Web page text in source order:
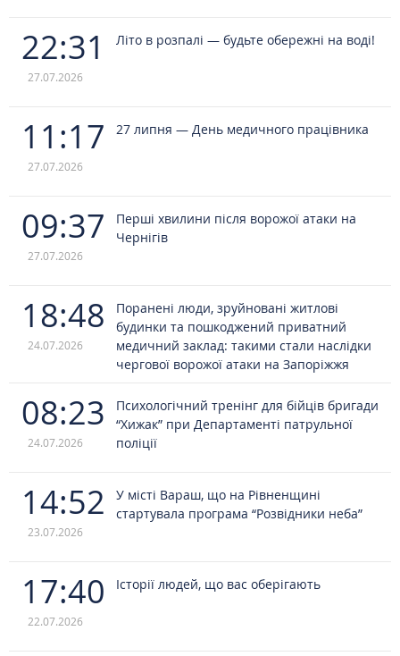
22:31
27.07.2026
Літо в розпалі — будьте обережні на воді!
11:17
27.07.2026
27 липня — День медичного працівника
09:37
27.07.2026
Перші хвилини після ворожої атаки на
Чернігів
18:48
24.07.2026
Поранені люди, зруйновані житлові
будинки та пошкоджений приватний
медичний заклад: такими стали наслідки
чергової ворожої атаки на Запоріжжя
08:23
24.07.2026
Психологічний тренінг для бійців бригади
“Хижак” при Департаменті патрульної
поліції
14:52
23.07.2026
У місті Вараш, що на Рівненщині
стартувала програма “Розвідники неба”
17:40
22.07.2026
Історії людей, що вас оберігають